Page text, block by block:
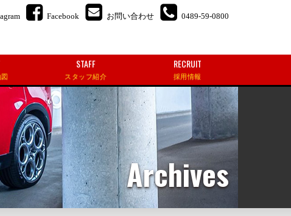
Facebook お問い合わせ 0489-59-0800
STAFF
スタッフ紹介
RECRUIT
採用情報
Archives